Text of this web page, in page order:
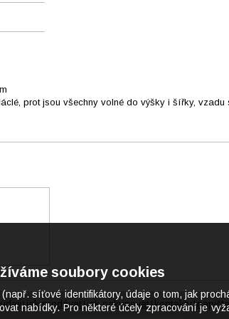
prot jsou všechny volné do výšky i šířky,
| jak prodávat | jak nakupovat |kontakty |
soubory cookies
síťové identifikátory, údaje o tom, jak
nabídky. Pro některé účely zpracování je